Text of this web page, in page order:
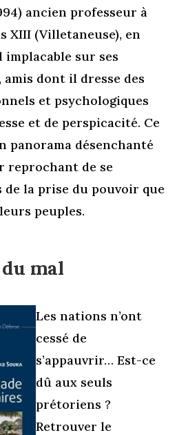
ancien professeur à
XIII (Villetaneuse), en
sur ses
amis dont il dresse des
et psychologiques
et de perspicacité. Ce
panorama désenchanté
reprochant de se
la prise du pouvoir que
peuples.
mal
Les nations n’ont
cessé de
s’appauvrir… Est-ce
dû aux seuls
prétoriens ?
Retrouver le